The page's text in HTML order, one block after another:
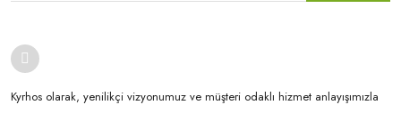
Kyrhos olarak, yenilikçi vizyonumuz ve müşteri odaklı hizmet anlayışımızla